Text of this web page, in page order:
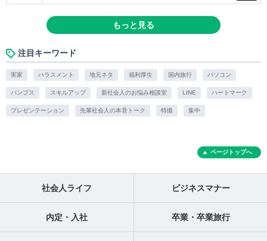
もっと見る
注目キーワード
実家 ハラスメント 地元ネタ 福利厚生 国内旅行 パソコン
パンプス スキルアップ 新社会人のお悩み相談室 LINE ハートマーク
プレゼンテーション 先輩社会人の本音トーク 特撮 集中
ページトップへ
社会人ライフ ビジネスマナー
内定・入社 卒業・卒業旅行